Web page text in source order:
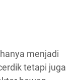
menjadi
tetapi juga